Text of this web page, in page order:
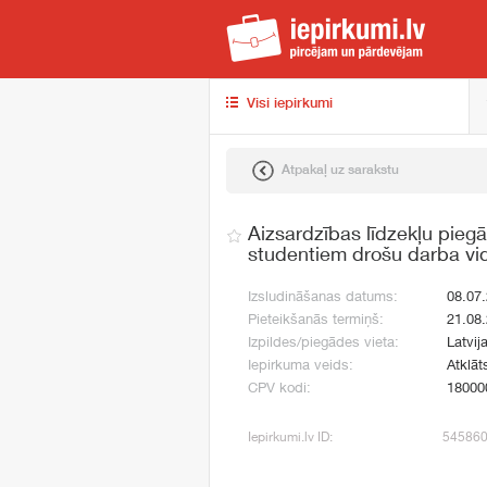
Visi iepirkumi
Atpakaļ uz sarakstu
Aizsardzības līdzekļu
studentiem drošu darba
Izsludināšanas datums:
Pieteikšanās termiņš:
Izpildes/piegādes vieta:
Iepirkuma veids:
CPV kodi:
Iepirkumi.lv ID: